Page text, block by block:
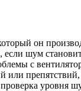
он
если шум
с